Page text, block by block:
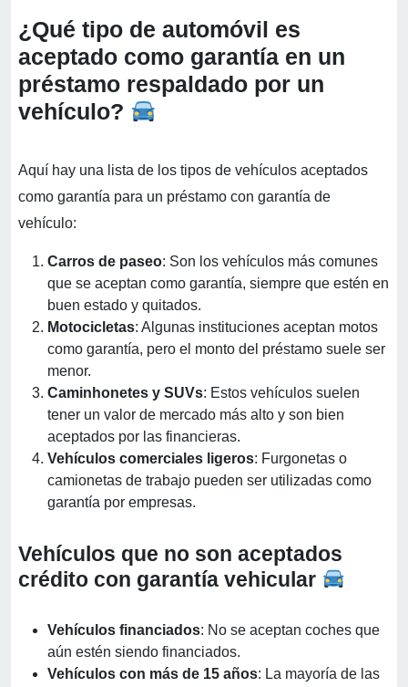
¿Qué tipo de automóvil es
aceptado como garantía en un
préstamo respaldado por un
vehículo?
Aquí hay una lista de los tipos de vehículos aceptados
como garantía para un préstamo con garantía de
vehículo:
Carros de paseo: Son los vehículos más comunes
que se aceptan como garantía, siempre que estén en
buen estado y quitados.
Motocicletas: Algunas instituciones aceptan motos
como garantía, pero el monto del préstamo suele ser
menor.
Caminhonetes y SUVs: Estos vehículos suelen
tener un valor de mercado más alto y son bien
aceptados por las financieras.
Vehículos comerciales ligeros: Furgonetas o
camionetas de trabajo pueden ser utilizadas como
garantía por empresas.
Vehículos que no son aceptados
crédito con garantía vehicular
Vehículos financiados: No se aceptan coches que
aún estén siendo financiados.
Vehículos con más de 15 años: La mayoría de las